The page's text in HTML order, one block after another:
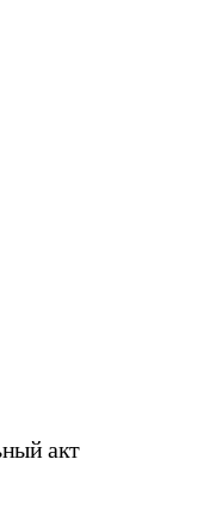
акт